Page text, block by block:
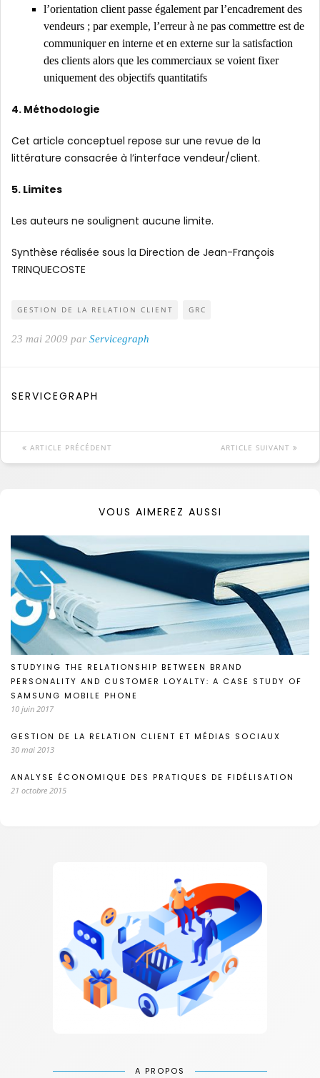
l’orientation client passe également par l’encadrement des
vendeurs ; par exemple, l’erreur à ne pas commettre est de
communiquer en interne et en externe sur la satisfaction
des clients alors que les commerciaux se voient fixer
uniquement des objectifs quantitatifs
4. Méthodologie
Cet article conceptuel repose sur une revue de la
littérature consacrée à l’interface vendeur/client.
5. Limites
Les auteurs ne soulignent aucune limite.
Synthèse réalisée sous la Direction de Jean-François
TRINQUECOSTE
GESTION DE LA RELATION CLIENT GRC
23 mai 2009 par Servicegraph
SERVICEGRAPH
ARTICLE PRÉCÉDENT ARTICLE SUIVANT
VOUS AIMEREZ AUSSI
STUDYING THE RELATIONSHIP BETWEEN BRAND
PERSONALITY AND CUSTOMER LOYALTY: A CASE STUDY OF
SAMSUNG MOBILE PHONE
10 juin 2017
GESTION DE LA RELATION CLIENT ET MÉDIAS SOCIAUX
30 mai 2013
ANALYSE ÉCONOMIQUE DES PRATIQUES DE FIDÉLISATION
21 octobre 2015
A PROPOS